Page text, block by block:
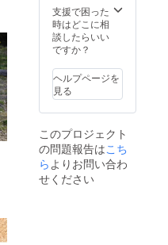
が予想
よりも
超えた
場合な
価格が
変更と
なる場
合がご
す。
支援で困った
時はどこに相
談したらいい
ですか？
ヘルプページを
見る
このプロジェクト
の問題報告はこち
ら よりお問い合わ
せください